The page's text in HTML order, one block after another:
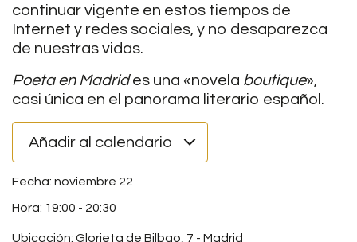
continuar vigente en estos tiempos de
Internet y redes sociales, y no desaparezca
de nuestras vidas.
Poeta en Madrides una «novela boutique»,
casi única en el panorama literario español.
Añadir al calendario
noviembre 22
19:00 - 20:30
Ubicación: Glorieta de Bilbao, 7 - Madrid